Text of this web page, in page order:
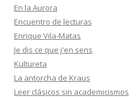
En la Aurora
Encuentro de lecturas
Enrique Vila-Matas
Je dis ce que j'en sens
Kultureta
La antorcha de Kraus
Leer clásicos sin academicismos